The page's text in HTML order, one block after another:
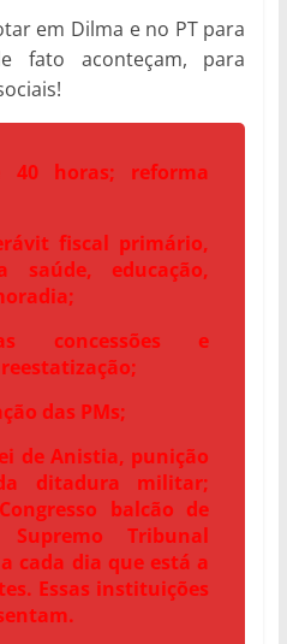
em Dilma e no PT para
fato aconteçam, para
40 horas; reforma
fiscal primário,
saúde, educação,
concessões e
das PMs;
de Anistia, punição
ditadura militar;
balcão de
Tribunal
cada dia que está a
Essas instituições